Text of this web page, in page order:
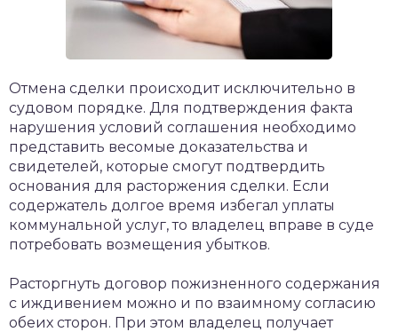
Отмена сделки происходит исключительно в
судовом порядке. Для подтверждения факта
нарушения условий соглашения необходимо
представить весомые доказательства и
свидетелей, которые смогут подтвердить
основания для расторжения сделки. Если
содержатель долгое время избегал уплаты
коммунальной услуг, то владелец вправе в суде
потребовать возмещения убытков.
Расторгнуть договор пожизненного содержания
с иждивением можно и по взаимному согласию
обеих сторон. При этом владелец получает